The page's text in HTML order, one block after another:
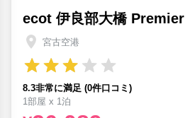
ecot 伊良部大橋 Premier
宮古空港
8.3非常に満足 (0件口コミ)
1部屋 x 1泊